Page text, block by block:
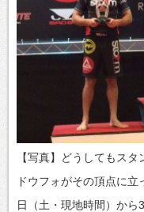
【写真】どうしてもス
ドウフォがその頂点に
日（土・現地時間）から